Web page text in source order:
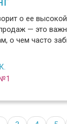
о ее
— это
о чем часто